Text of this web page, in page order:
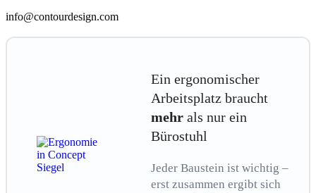
info@contourdesign.com
Ein ergonomischer
Arbeitsplatz braucht
mehrals nur ein
Bürostuhl
Jeder Baustein ist wichtig –
erst zusammen ergibt sich